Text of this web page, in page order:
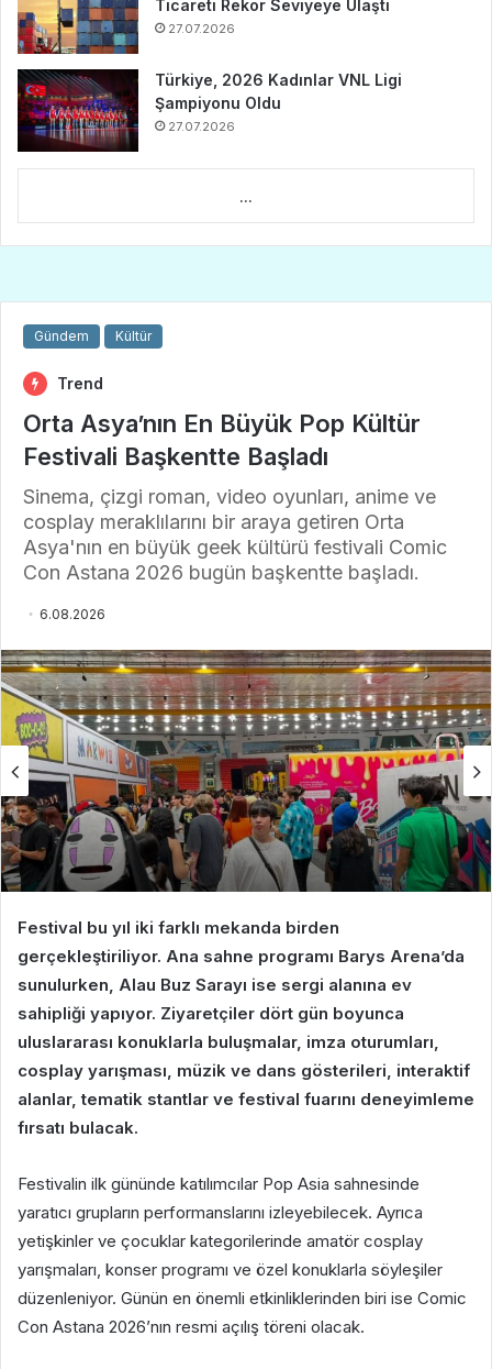
Ticareti Rekor Seviyeye Ulaştı
27.07.2026
Türkiye, 2026 Kadınlar VNL Ligi
Şampiyonu Oldu
27.07.2026
...